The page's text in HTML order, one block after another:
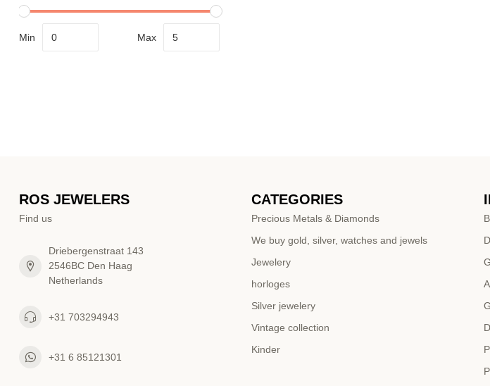
Min Max
ROS JEWELERS
Find us
Driebergenstraat 143
2546BC Den Haag
Netherlands
+31 703294943
+31 6 85121301
CATEGORIES
Precious Metals & Diamonds
We buy gold, silver, watches and jewels
Jewelery
horloges
Silver jewelery
Vintage collection
Kinder